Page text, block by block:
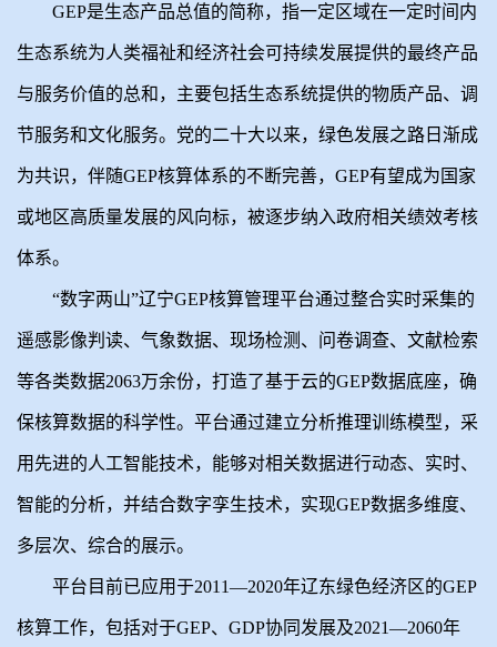
GEP是生态产品总值的简称，指一定区域在一定时间内
生态系统为人类福祉和经济社会可持续发展提供的最终产品
与服务价值的总和，主要包括生态系统提供的物质产品、调
节服务和文化服务。党的二十大以来，绿色发展之路日渐成
为共识，伴随GEP核算体系的不断完善，GEP有望成为国家
或地区高质量发展的风向标，被逐步纳入政府相关绩效考核
体系。
“数字两山”辽宁GEP核算管理平台通过整合实时采集的
遥感影像判读、气象数据、现场检测、问卷调查、文献检索
等各类数据2063万余份，打造了基于云的GEP数据底座，确
保核算数据的科学性。平台通过建立分析推理训练模型，采
用先进的人工智能技术，能够对相关数据进行动态、实时、
智能的分析，并结合数字孪生技术，实现GEP数据多维度、
多层次、综合的展示。
平台目前已应用于2011—2020年辽东绿色经济区的GEP
核算工作，包括对于GEP、GDP协同发展及2021—2060年